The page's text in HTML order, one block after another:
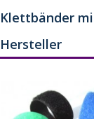
Klettbänder
Hersteller